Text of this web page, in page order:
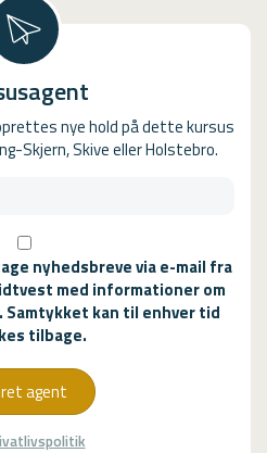
nye hold på dette kursus
Skjern, Skive eller Holstebro.
nyhedsbreve via e-mail fra
med informationer om
Samtykket kan til enhver tid
tilbage.
agent